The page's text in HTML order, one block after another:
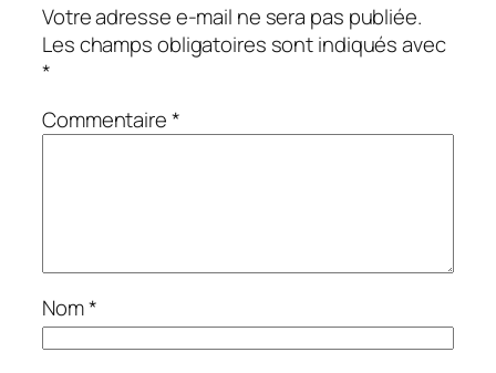
Votre adresse e-mail ne sera pas publiée.
Les champs obligatoires sont indiqués avec
*
Commentaire*
Nom*